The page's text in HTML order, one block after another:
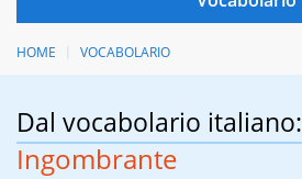
HOME VOCABOLARIO
Dal vocabolario italiano:
Ingombrante